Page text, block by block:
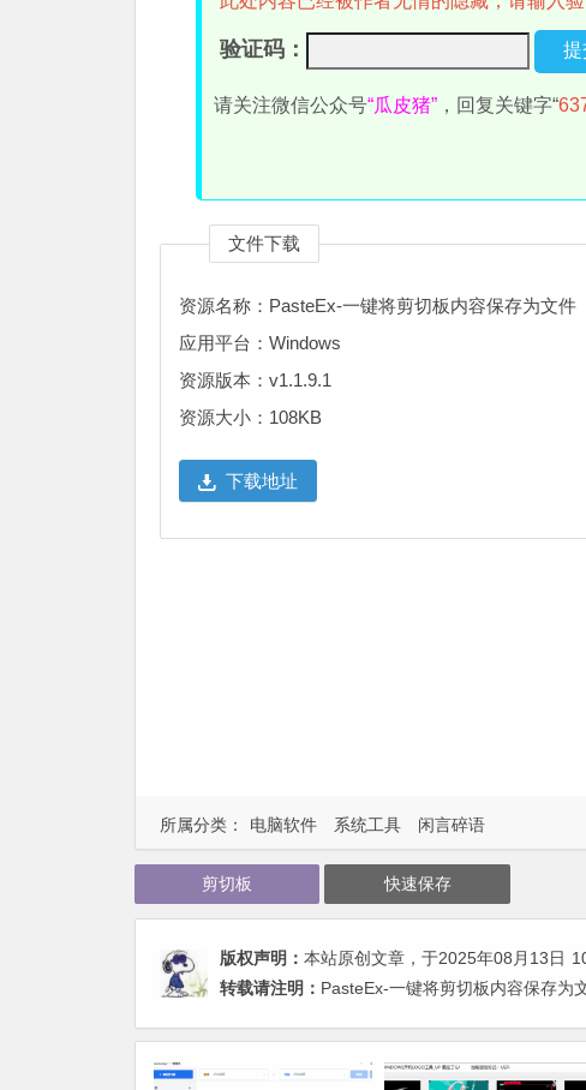
验证码：
请关注微信公众号“瓜皮猪” ，回复关键字“
文件下载
资源名称：PasteEx-一键将剪切板内容保存为文件
应用平台：Windows
资源版本：v1.1.9.1
资源大小：108KB
下载地址
所属分类： 电脑软件 系统工具 闲言碎语
剪切板 快速保存
版权声明： 本站原创文章，于2025年08月13日
转载请注明： PasteEx-一键将剪切板内容保存为